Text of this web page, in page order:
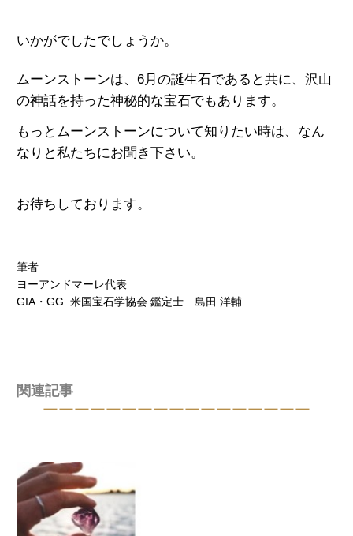
いかがでしたでしょうか。
ムーンストーンは、6月の誕生石であると共に、沢山
の神話を持った神秘的な宝石でもあります。
もっとムーンストーンについて知りたい時は、なん
なりと私たちにお聞き下さい。
お待ちしております。
筆者
ヨーアンドマーレ代表
GIA・GG 米国宝石学協会 鑑定士 島田 洋輔
関連記事
￣￣￣￣￣￣￣￣￣￣￣￣￣￣￣￣￣